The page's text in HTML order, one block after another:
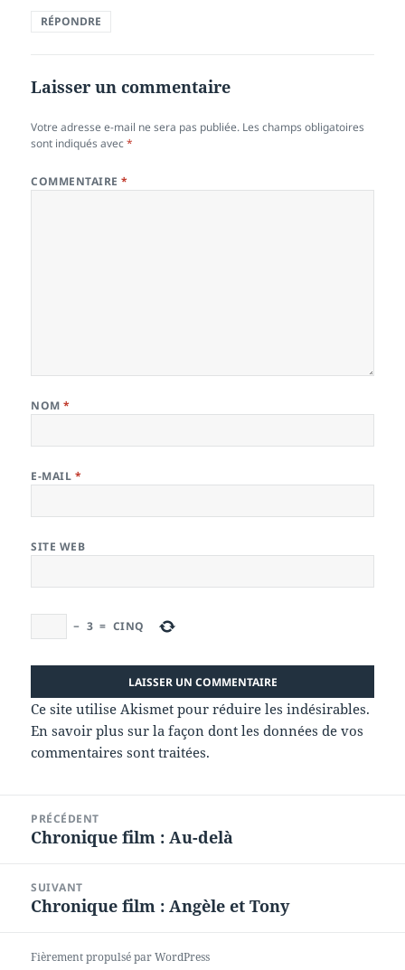
RÉPONDRE
Laisser un commentaire
Votre adresse e-mail ne sera pas publiée. Les champs obligatoires
sont indiqués avec*
COMMENTAIRE*
NOM*
E-MAIL *
SITE WEB
− 3 = CINQ
Ce site utilise Akismet pour réduire les indésirables.
En savoir plus sur la façon dont les données de vos
commentaires sont traitées.
l’article
PRÉCÉDENT
Article
Chronique film : Au-delà
SUIVANT
Article
Chronique film : Angèle et Tony
Fièrement propulsé par WordPress